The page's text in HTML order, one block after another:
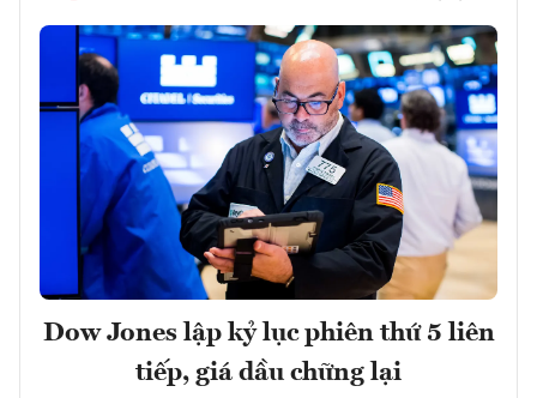
Dow Jones lập kỷ lục phiên thứ 5 liên
tiếp, giá dầu chững lại